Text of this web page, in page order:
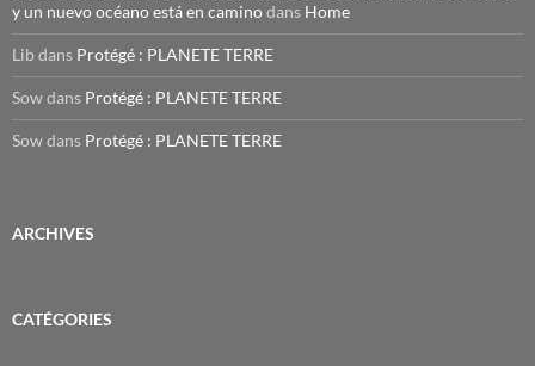
y un nuevo océano está en caminodans Home
Libdans Protégé : PLANETE TERRE
Sowdans Protégé : PLANETE TERRE
Sowdans Protégé : PLANETE TERRE
ARCHIVES
CATÉGORIES